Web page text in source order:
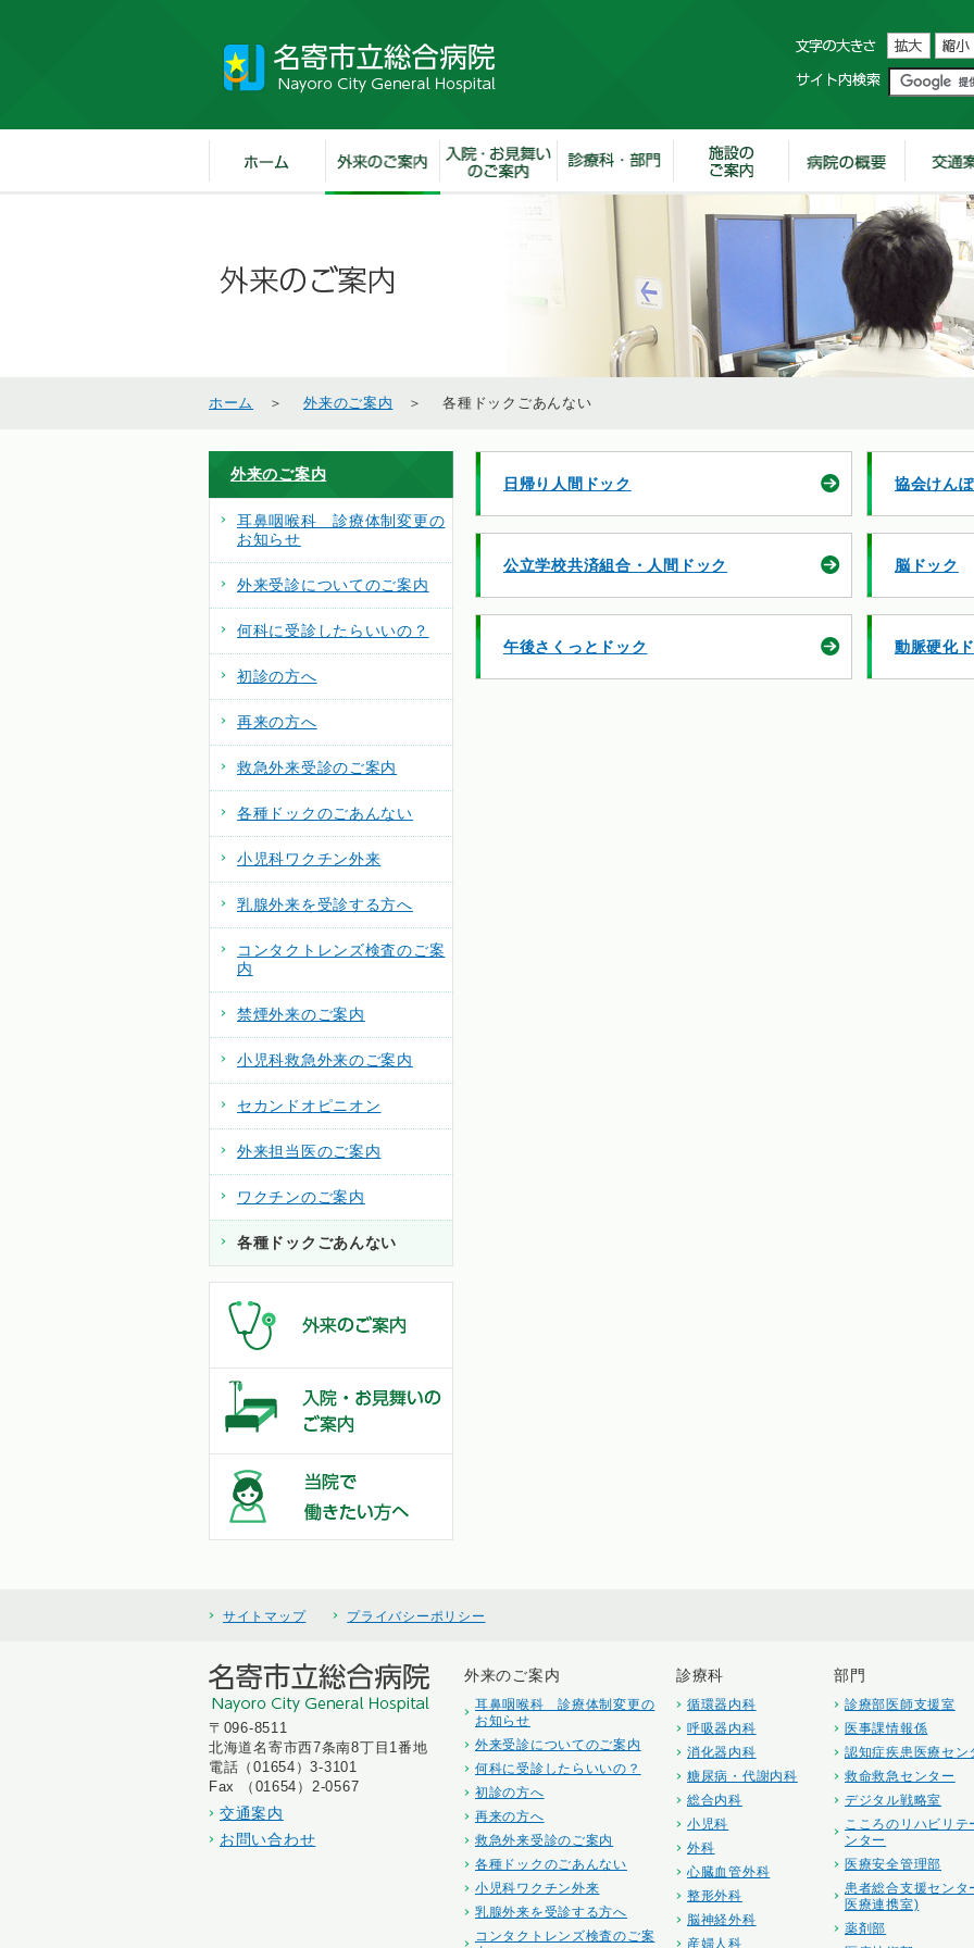
ホーム ＞外来のご案内 ＞ 各種ドックごあんない
日帰り人間ドック 協会けん
公立学校共済組合・人間ドック 脳ドック
午後さくっとドック 動脈硬化
外来のご案内
耳鼻咽喉科 診療体制変更の
お知らせ
外来受診についてのご案内
何科に受診したらいいの？
初診の方へ
再来の方へ
救急外来受診のご案内
各種ドックのごあんない
小児科ワクチン外来
乳腺外来を受診する方へ
コンタクトレンズ検査のご案
内
禁煙外来のご案内
小児科救急外来のご案内
セカンドオピニオン
外来担当医のご案内
ワクチンのご案内
各種ドックごあんない
サイトマップ プライバシーポリシー
〒096-8511
北海道名寄市西7条南8丁目1番地
電話（01654）3-3101
Fax （01654）2-0567
交通案内
お問い合わせ
外来のご案内
耳鼻咽喉科 診療体制変更の
お知らせ
外来受診についてのご案内
何科に受診したらいいの？
初診の方へ
再来の方へ
救急外来受診のご案内
各種ドックのごあんない
小児科ワクチン外来
乳腺外来を受診する方へ
コンタクトレンズ検査のご案
診療科
循環器内科
呼吸器内科
消化器内科
糖尿病・代謝内科
総合内科
小児科
外科
心臓血管外科
整形外科
脳神経外科
産婦人科
部門
診療部医師支援室
医事課情報係
認知症疾患医療セン
救命救急センター
デジタル戦略室
こころのリハビリテ
ンター
医療安全管理部
患者総合支援センタ
医療連携室)
薬剤部